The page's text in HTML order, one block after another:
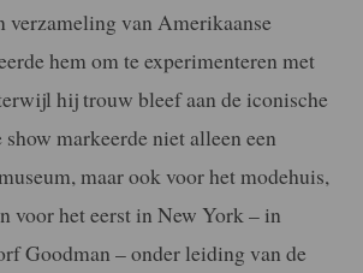
verzameling van Amerikaanse
hem om te experimenteren met
hij trouw bleef aan de iconische
markeerde niet alleen een
maar ook voor het modehuis,
voor het eerst in New York – in
Goodman – onder leiding van de